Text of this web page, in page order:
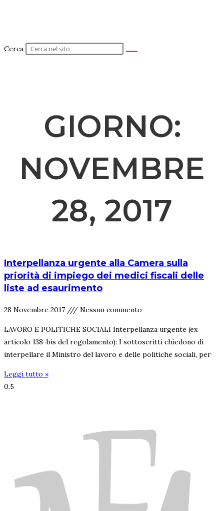
Cerca
GIORNO:
NOVEMBRE
28, 2017
Interpellanza urgente alla Camera sulla
priorità di impiego dei medici fiscali delle
liste ad esaurimento
28 Novembre 2017 Nessun commento
LAVORO E POLITICHE SOCIALI Interpellanza urgente (ex
articolo 138-bis del regolamento): I sottoscritti chiedono di
interpellare il Ministro del lavoro e delle politiche sociali, per
Leggi tutto »